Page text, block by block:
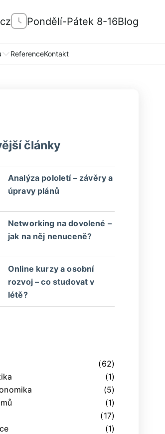
Pondělí-Pátek 8-16Blog
ReferenceKontakt
články
Analýza pololetí – závěry a
úpravy plánů
Networking na dovolené –
jak na něj nenuceně?
Online kurzy a osobní
rozvoj – co studovat v
létě?
(62)
(1)
(5)
(1)
(17)
(1)